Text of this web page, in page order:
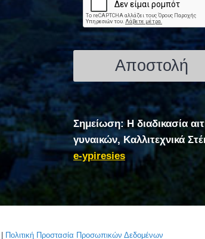
Σημείωση: Η διαδικασία
γυναικών, Καλλιτεχνικά
e-ypiresies
Πολιτική Προστασία Προσωπικών Δεδομένων